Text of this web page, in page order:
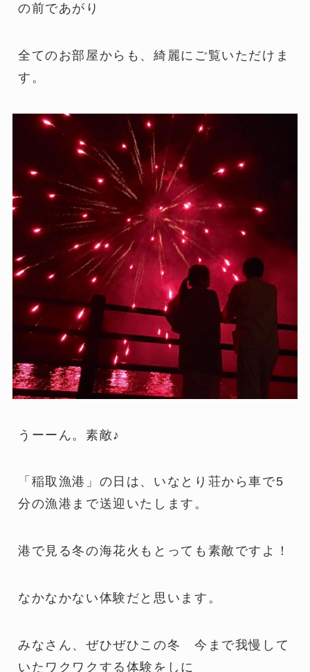
の前であがり
全てのお部屋からも、綺麗にご覧いただけま
す。
うーーん。素敵♪
「稲取漁港」の日は、いなとり荘から車で5
分の漁港まで送迎いたします。
港で見る冬の海花火もとっても素敵ですよ！
なかなかない体験だと思います。
みなさん、ぜひぜひこの冬 今まで我慢して
いたワクワクする体験をしに